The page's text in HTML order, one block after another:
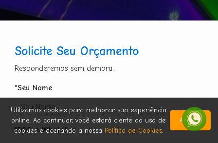
Solicite Seu Orçamento
Responderemos sem demora.
*Seu Nome
*DDD e WhatsApp
Utilizamos cookies para melhorar sua experiência
online. Ao continuar, você estará ciente do uso de
cookies e aceitando a nossa Política de Cookies.
Aceitar